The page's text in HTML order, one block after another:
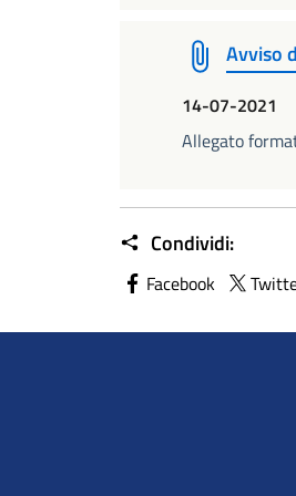
Avviso
14-07-2021
Allegato
Condividi:
Facebook